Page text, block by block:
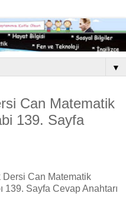
▼
Can Matematik
139. Sayfa
Dersi Can Matematik
139. Sayfa Cevap Anahtarı